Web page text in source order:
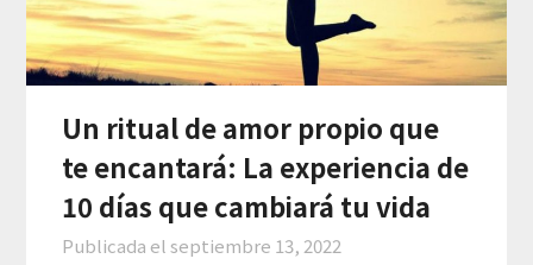
Un ritual de amor propio que
te encantará: La experiencia de
10 días que cambiará tu vida
Publicada elseptiembre 13, 2022